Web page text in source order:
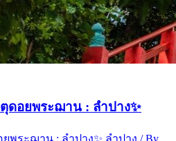
ดอยพระฌาน : ลำปาง✨
พระฌาน : ลำปาง✨ ลำปาง / By